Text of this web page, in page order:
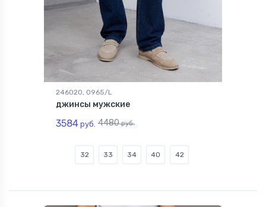
246020, 0965/L
джинсы мужские
3584 руб. 4480руб.
32 33 34 40 42